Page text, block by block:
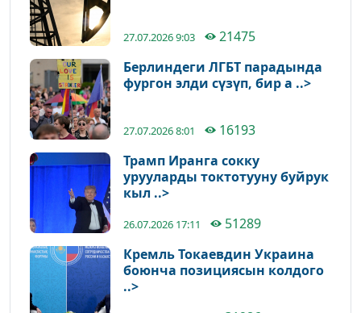
27.07.2026 9:03
21475
Берлиндеги ЛГБТ парадында
фургон элди сүзүп, бир а ..>
27.07.2026 8:01
16193
Трамп Иранга сокку
урууларды токтотууну буйрук
кыл ..>
26.07.2026 17:11
51289
Кремль Токаевдин Украина
боюнча позициясын колдого
..>